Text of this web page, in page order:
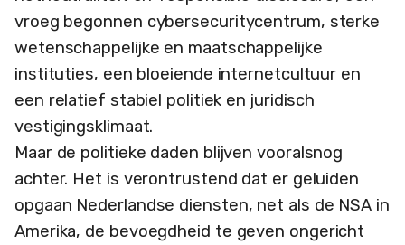
vroeg begonnen cybersecuritycentrum, sterke
wetenschappelijke en maatschappelijke
instituties, een bloeiende internetcultuur en
een relatief stabiel politiek en juridisch
vestigingsklimaat.
Maar de politieke daden blijven vooralsnog
achter. Het is verontrustend dat er geluiden
opgaan Nederlandse diensten, net als de NSA in
Amerika, de bevoegdheid te geven ongericht